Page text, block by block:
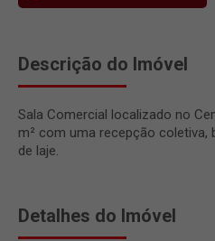
Descrição do Imóvel
Sala Comercial localizado no
m² com uma recepção coletiva,
de laje.
Detalhes do Imóvel